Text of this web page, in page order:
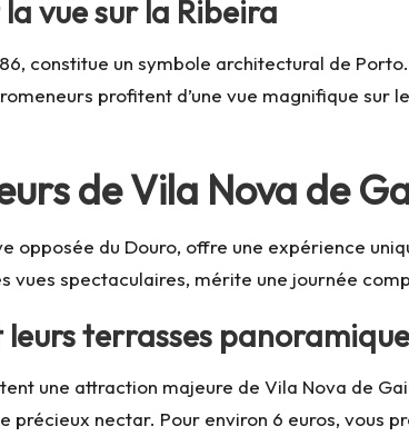
vue sur la Ribeira
constitue un symbole architectural de
profitent d’une vue magnifique
de Vila Nova de
opposée du Douro, offre une expérience
vues spectaculaires, mérite une journée
leurs terrasses
une attraction majeure de Vila Nova de
précieux nectar. Pour environ 6 euros, vous